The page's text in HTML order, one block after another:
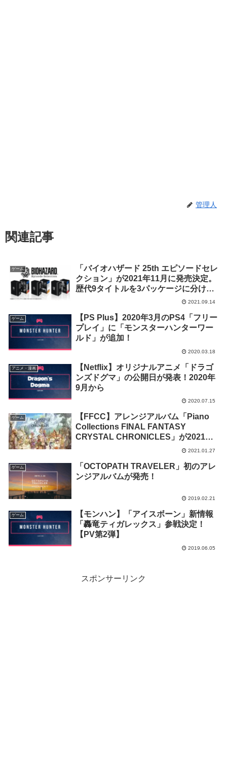
管理人
関連記事
ゲーム
「バイオハザード 25th エピソードセレ
クション」が2021年11月に発売決定。
歴代9タイトルを3パッケージに分けて
2021.09.14
ゲーム
【PS Plus】2020年3月のPS4「フリー
プレイ」に「モンスターハンターワー
ルド」が追加！
2020.03.18
アニメ・漫画
【Netflix】オリジナルアニメ「ドラゴ
ンズドグマ」の公開日が発表！2020年
9月から
2020.07.15
ゲーム
【FFCC】アレンジアルバム「Piano
Collections FINAL FANTASY
CRYSTAL CHRONICLES」が2021年4
2021.01.27
ゲーム
「OCTOPATH TRAVELER」初のアレ
ンジアルバムが発売！
2019.02.21
ゲーム
【モンハン】「アイスボーン」新情報
「轟竜ティガレックス」参戦決定！
【PV第2弾】
2019.06.05
スポンサーリンク